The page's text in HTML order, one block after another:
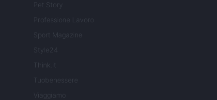
Pet Story
Professione Lavoro
Sport Magazine
Style24
Think.it
Tuobenessere
Viaggiamo